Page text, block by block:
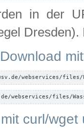
in der
webservices/files/
files/
curl/